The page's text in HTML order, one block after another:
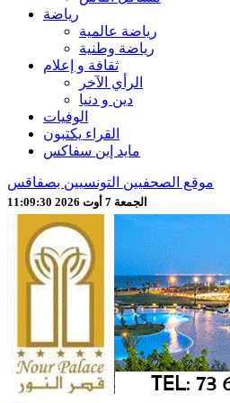
رياضة
رياضة عالمية
رياضة وطنية
ثقافة و إعلام
الرأي الآخر
دين و دنيا
الوفيات
القراء يكتبون
مايد إين سفاكس
موقع الصحفيين التونسيين بصفاقس
الجمعة 7 أوت 2026 11:09:33